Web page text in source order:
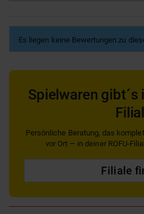
Es liegen keine Bewertungen zu
Spielwaren gibt´s
Persönliche Beratung, das
vor Ort — in deiner ROFU-
Filiale